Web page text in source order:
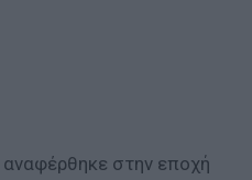
στην εποχή